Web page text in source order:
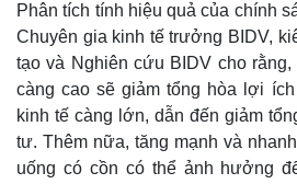
Thế giới
Quan sát
Cuộc sống đó đây
Hồ sơ
Ảnh
E-
Phân tích tính hiệu quả của chính
Chuyên gia kinh tế trưởng BIDV,
tạo và Nghiên cứu BIDV cho rằng,
càng cao sẽ giảm tổng hòa lợi
kinh tế càng lớn, dẫn đến giảm
tư. Thêm nữa, tăng mạnh và
uống có cồn có thể ảnh hưởng